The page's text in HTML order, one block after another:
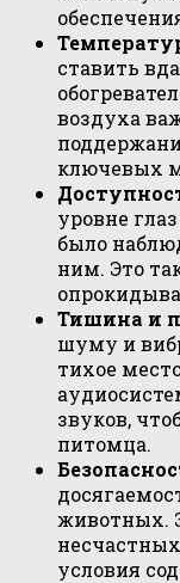
ставить
воздуха
ключевых
уровне
было
ним. Это
Тишина и
шуму и
тихое
звуков,
питомца.
животных.
условия